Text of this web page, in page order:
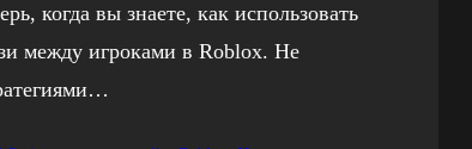
когда вы знаете, как использовать
между игроками в Roblox. Не